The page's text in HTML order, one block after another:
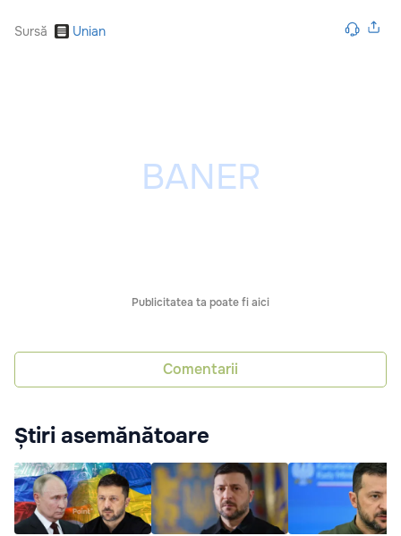
Sursă Unian
Publicitatea ta poate fi aici
Comentarii
Știri asemănătoare